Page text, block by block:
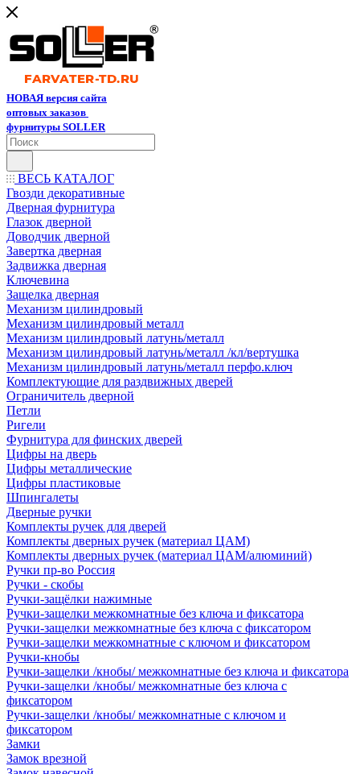
НОВАЯ версия сайта
оптовых заказов
фурнитуры SOLLER
ВЕСЬ КАТАЛОГ
Гвозди декоративные
Дверная фурнитура
Глазок дверной
Доводчик дверной
Завертка дверная
Задвижка дверная
Ключевина
Защелка дверная
Механизм цилиндровый
Механизм цилиндровый металл
Механизм цилиндровый латунь/металл
Механизм цилиндровый латунь/металл /кл/вертушка
Механизм цилиндровый латунь/металл перфо.ключ
Комплектующие для раздвижных дверей
Ограничитель дверной
Петли
Ригели
Фурнитура для финских дверей
Цифры на дверь
Цифры металлические
Цифры пластиковые
Шпингалеты
Дверные ручки
Комплекты ручек для дверей
Комплекты дверных ручек (материал ЦАМ)
Комплекты дверных ручек (материал ЦАМ/алюминий)
Ручки пр-во Россия
Ручки - скобы
Ручки-защёлки нажимные
Ручки-защелки межкомнатные без ключа и фиксатора
Ручки-защелки межкомнатные без ключа с фиксатором
Ручки-защелки межкомнатные с ключом и фиксатором
Ручки-кнобы
Ручки-защелки /кнобы/ межкомнатные без ключа и фиксатора
Ручки-защелки /кнобы/ межкомнатные без ключа с
фиксатором
Ручки-защелки /кнобы/ межкомнатные с ключом и
фиксатором
Замки
Замок врезной